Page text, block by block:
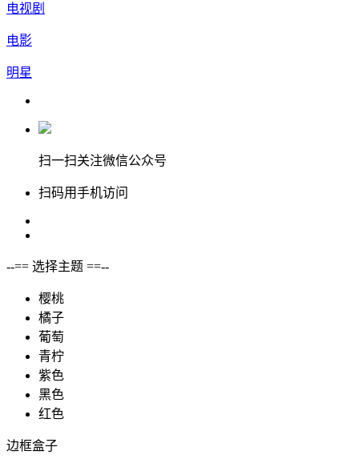
电视剧
电影
明星
扫一扫关注微信公众号
扫码用手机访问
--== 选择主题 ==--
樱桃
橘子
葡萄
青柠
紫色
黑色
红色
边框盒子